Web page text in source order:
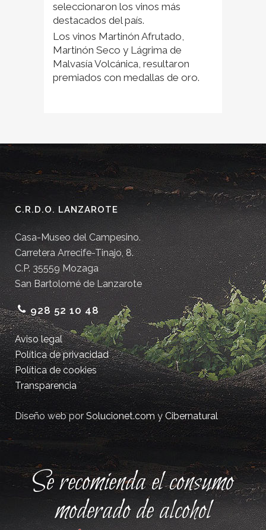
seleccionaron los vinos más
destacados del país.
Los vinos Martinón Afrutado,
Martinón Seco y Lágrima de
Malvasía Volcánica, resultaron
premiados con medallas de oro.
C.R.D.O. LANZAROTE
Casa-Museo del Campesino.
Carretera Arrecife-Tinajo, 8.
C.P. 35559 Mozaga
San Bartolomé de Lanzarote
928 52 10 48
Aviso legal
Política de privacidad
Política de cookies
Transparencia
Diseño web porSolucionet.com yCibernatural
Se recomienda el consumo
moderado de alcohol